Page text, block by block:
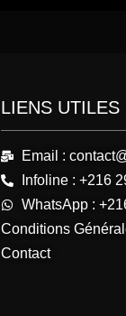
LIENS UTILES
Email :
Infoline : +216
WhatsApp :
Conditions
Contact